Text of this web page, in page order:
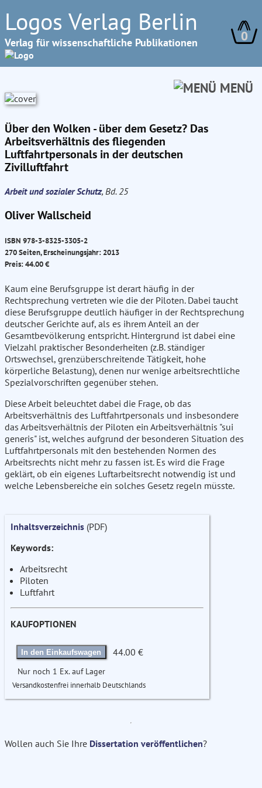
Logos Verlag Berlin
Verlag für wissenschaftliche Publikationen 0
MENÜ
Über den Wolken - über dem Gesetz? Das
Arbeitsverhältnis des fliegenden
Luftfahrtpersonals in der deutschen
Zivilluftfahrt
Arbeit und sozialer Schutz, Bd. 25
Oliver Wallscheid
ISBN 978-3-8325-3305-2
270 Seiten, Erscheinungsjahr: 2013
Preis: 44.00 €
Kaum eine Berufsgruppe ist derart häufig in der
Rechtsprechung vertreten wie die der Piloten. Dabei taucht
diese Berufsgruppe deutlich häufiger in der Rechtsprechung
deutscher Gerichte auf, als es ihrem Anteil an der
Gesamtbevölkerung entspricht. Hintergrund ist dabei eine
Vielzahl praktischer Besonderheiten (z.B. ständiger
Ortswechsel, grenzüberschreitende Tätigkeit, hohe
körperliche Belastung), denen nur wenige arbeitsrechtliche
Spezialvorschriften gegenüber stehen.
Diese Arbeit beleuchtet dabei die Frage, ob das
Arbeitsverhältnis des Luftfahrtpersonals und insbesondere
das Arbeitsverhältnis der Piloten ein Arbeitsverhältnis "sui
generis" ist, welches aufgrund der besonderen Situation des
Luftfahrtpersonals mit den bestehenden Normen des
Arbeitsrechts nicht mehr zu fassen ist. Es wird die Frage
geklärt, ob ein eigenes Luftarbeitsrecht notwendig ist und
welche Lebensbereiche ein solches Gesetz regeln müsste.
Inhaltsverzeichnis (PDF)
Keywords:
Arbeitsrecht
Piloten
Luftfahrt
KAUFOPTIONEN
In den Einkaufswagen 44.00 €
Nur noch 1 Ex. auf Lager
Versandkostenfrei innerhalb Deutschlands
Wollen auch Sie Ihre Dissertation veröffentlichen?